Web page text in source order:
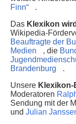
Finn“
.
Das Klexikon
Wikipedia-
Beauftragte der
Medien
, die
Brandenburg
.
Unsere
Moderatoren
Sendung mit der
und Julian